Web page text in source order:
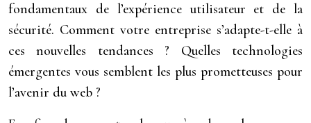
fondamentaux de l’expérience utilisateur et de la
sécurité. Comment votre entreprise s’adapte-t-elle à
ces nouvelles tendances ? Quelles technologies
émergentes vous semblent les plus prometteuses pour
l’avenir du web ?